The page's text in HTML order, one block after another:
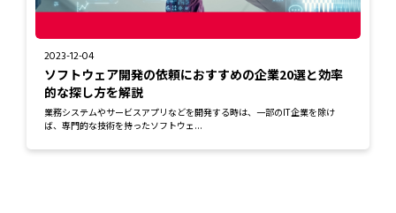
2023-12-04
ソフトウェア開発の依頼におすすめの企業20選と効率
的な探し方を解説
業務システムやサービスアプリなどを開発する時は、一部のIT企業を除け
ば、専門的な技術を持ったソフトウェ...